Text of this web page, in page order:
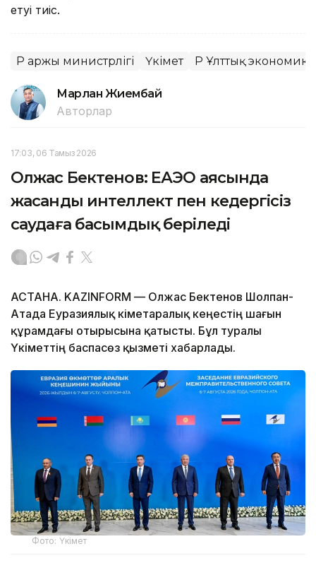
етуі тиіс.
ҚР Қаржы министрлігі Үкімет ҚР Ұлттық
Марлан Жиембай
Авторлар
17:03, 06 Тамыз 2026
Олжас Бектенов: ЕАЭО аясында
жасанды интеллект пен кедергісіз
саудаға басымдық беріледі
АСТАНА. KAZINFORM — Олжас Бектенов Шолпан-
Атада Еуразиялық үкіметаралық кеңестің шағын
құрамдағы отырысына қатысты. Бұл туралы
Үкіметтің баспасөз қызметі хабарлады.
Фото: Үкімет